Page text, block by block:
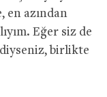
en azından
Eğer siz de
birlikte